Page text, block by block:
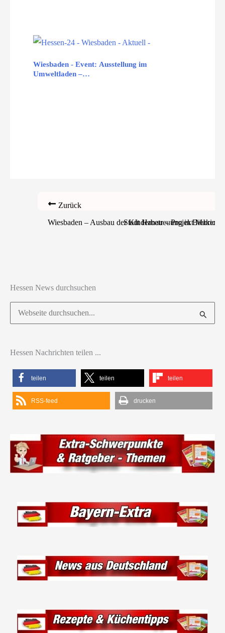
Wiesbaden - Event: Ausstellung im
Umweltladen –…
Zurück
Wiesbaden – Ausbau der Kinderbetreuung in Biebrich
Stadt Hanau – Projekt
Hessen News durchsuchen
Suchen
nach:
Hessen Nachrichten teilen ...
teilen teilen teilen
RSS-feed drucken